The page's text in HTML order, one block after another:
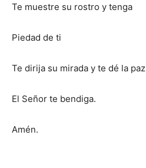
Te muestre su rostro y tenga
Piedad de ti
Te dirija su mirada y te dé la paz
El Señor te bendiga.
Amén.